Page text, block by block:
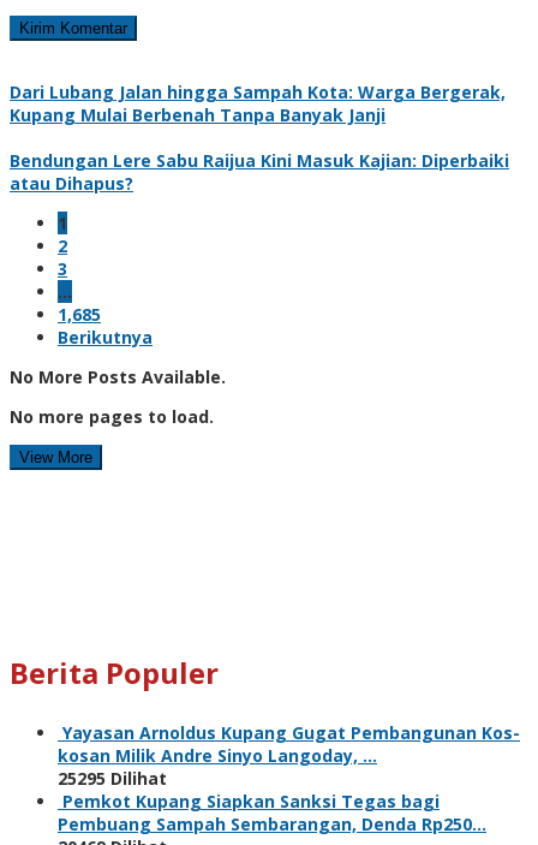
Dari Lubang Jalan hingga Sampah Kota: Warga Bergerak,
Kupang Mulai Berbenah Tanpa Banyak Janji
Bendungan Lere Sabu Raijua Kini Masuk Kajian: Diperbaiki
atau Dihapus?
1
2
3
…
1,685
Berikutnya
No More Posts Available.
No more pages to load.
View More
Berita Populer
Yayasan Arnoldus Kupang Gugat Pembangunan Kos-
kosan Milik Andre Sinyo Langoday, …
25295 Dilihat
Pemkot Kupang Siapkan Sanksi Tegas bagi
Pembuang Sampah Sembarangan, Denda Rp250…